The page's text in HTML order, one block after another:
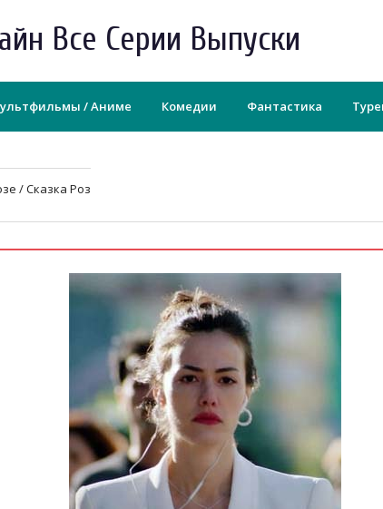
Все Серии Выпуски
/ Аниме Комедии Фантастика
/ Сказка Роз